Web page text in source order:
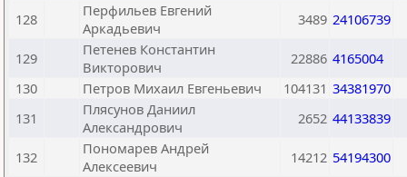
128
Перфильев Евгений
Аркадьевич
3489 24106739
129
Петенев Константин
Викторович
22886 4165004
130
Петров Михаил Евгеньевич 104131 34381970
131
Плясунов Даниил
Александрович
2652 44133839
132
Пономарев Андрей
Алексеевич
14212 54194300